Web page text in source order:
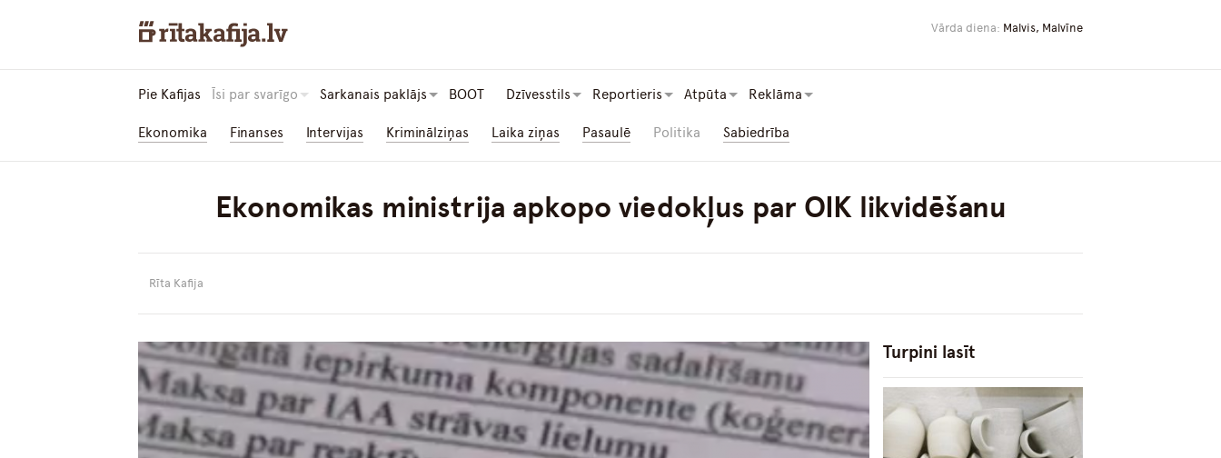
Vārda diena: Malvis, Malvīne
Pie Kafijas Īsi par svarīgo Sarkanais paklājs BOOT Dzīvesstils Reportieris Atpūta Reklāma
Ekonomika Finanses Intervijas Kriminālziņas Laika ziņas Pasaulē Politika Sabiedrība
Ekonomikas ministrija apkopo viedokļus par OIK likvidēšanu
Rīta Kafija
Turpini lasīt